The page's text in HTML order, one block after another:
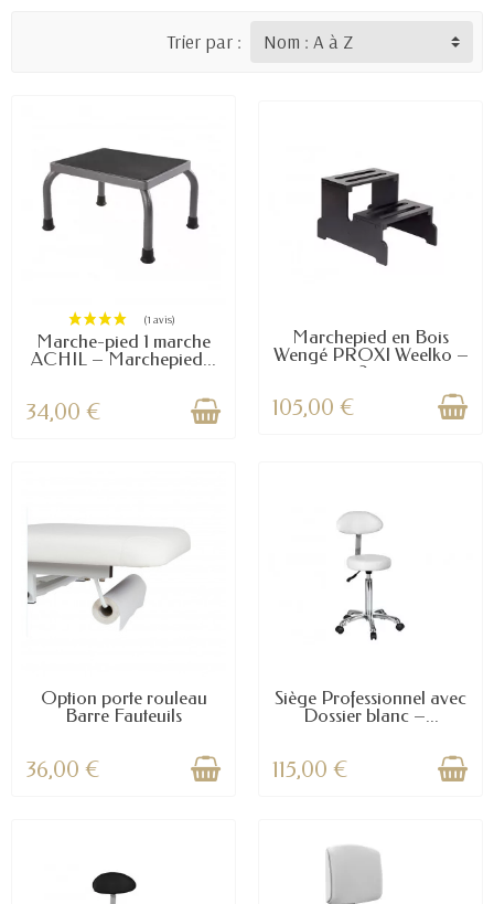
Trier par :
Marche-pied 1 marche
ACHIL – Marchepied...
34,00 €
Marchepied en Bois
Wengé PROXI Weelko –
2...
105,00 €
Option porte rouleau
Barre Fauteuils
36,00 €
Siège Professionnel avec
Dossier blanc –...
115,00 €